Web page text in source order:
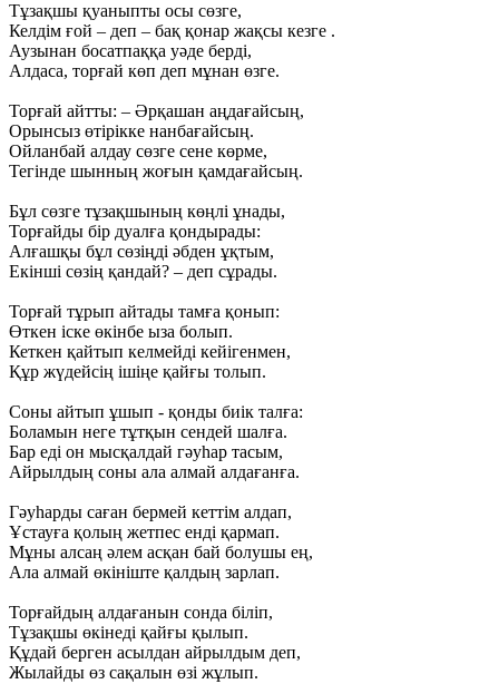
Тұзақшы қуаныпты осы сөзге,
Келдім ғой – деп – бақ қонар жақсы кезге .
Аузынан босатпаққа уәде берді,
Алдаса, торғай көп деп мұнан өзге.
Торғай айтты: – Әрқашан аңдағайсың,
Орынсыз өтірікке нанбағайсың.
Ойланбай алдау сөзге сене көрме,
Тегінде шынның жоғын қамдағайсың.
Бұл сөзге тұзақшының көңлі ұнады,
Торғайды бір дуалға қондырады:
Алғашқы бұл сөзіңді әбден ұқтым,
Екінші сөзің қандай? – деп сұрады.
Торғай тұрып айтады тамға қонып:
Өткен іске өкінбе ыза болып.
Кеткен қайтып келмейді кейігенмен,
Құр жүдейсің ішіңе қайғы толып.
Соны айтып ұшып - қонды биік талға:
Боламын неге тұтқын сендей шалға.
Бар еді он мысқалдай гәуһар тасым,
Айрылдың соны ала алмай алдағанға.
Гәуһарды саған бермей кеттім алдап,
Ұстауға қолың жетпес енді қармап.
Мұны алсаң әлем асқан бай болушы ең,
Ала алмай өкініште қалдың зарлап.
Торғайдың алдағанын сонда біліп,
Тұзақшы өкінеді қайғы қылып.
Құдай берген асылдан айрылдым деп,
Жылайды өз сақалын өзі жұлып.